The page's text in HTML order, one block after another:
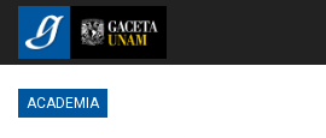
ACADEMIA